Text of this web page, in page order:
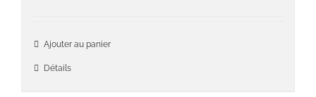
Ajouter au panier
Détails